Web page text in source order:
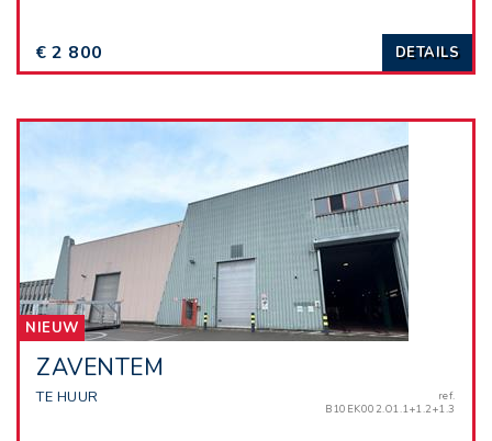
€ 2 800 DETAILS
NIEUW
ZAVENTEM
TE HUUR
ref.
B10EK002.O1.1+1.2+1.3